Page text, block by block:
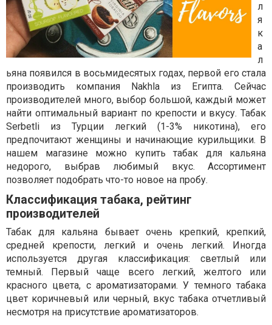
л
я
к
а
л
ьяна появился в восьмидесятых годах, первой его стала
производить компания Nakhla из Египта. Сейчас
производителей много, выбор большой, каждый может
найти оптимальный вариант по крепости и вкусу. Табак
Serbetli из Турции легкий (1-3% никотина), его
предпочитают женщины и начинающие курильщики. В
нашем магазине можно купить табак для кальяна
недорого, выбрав любимый вкус. Ассортимент
позволяет подобрать что-то новое на пробу.
Классификация табака, рейтинг
производителей
Табак для кальяна бывает очень крепкий, крепкий,
средней крепости, легкий и очень легкий. Иногда
используется другая классификация: светлый или
темный. Первый чаще всего легкий, желтого или
красного цвета, с ароматизаторами. У темного табака
цвет коричневый или черный, вкус табака отчетливый
несмотря на присутствие ароматизаторов.